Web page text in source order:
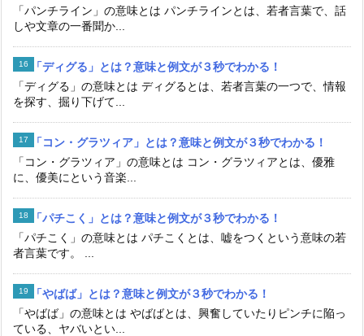
「パンチライン」の意味とは パンチラインとは、若者言葉で、話
しや文章の一番聞か...
「ディグる」とは？意味と例文が３秒でわかる！
「ディグる」の意味とは ディグるとは、若者言葉の一つで、情報
を探す、掘り下げて...
「コン・グラツィア」とは？意味と例文が３秒でわかる！
「コン・グラツィア」の意味とは コン・グラツィアとは、優雅
に、優美にという音楽...
「パチこく」とは？意味と例文が３秒でわかる！
「パチこく」の意味とは パチこくとは、嘘をつくという意味の若
者言葉です。 ...
「やばば」とは？意味と例文が３秒でわかる！
「やばば」の意味とは やばばとは、興奮していたりピンチに陥っ
ている、ヤバいとい...